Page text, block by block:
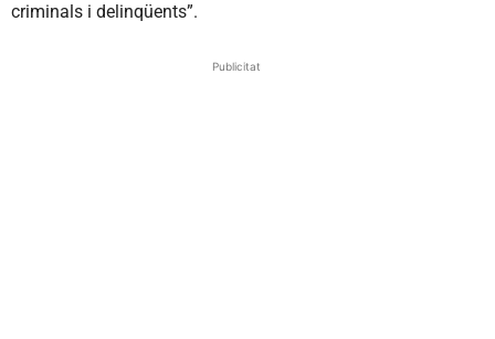
criminals i delinqüents”.
Publicitat